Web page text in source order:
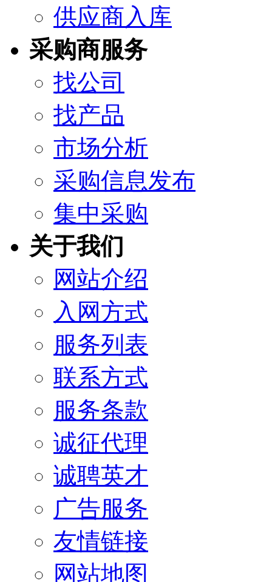
供应商入库
采购商服务
找公司
找产品
市场分析
采购信息发布
集中采购
关于我们
网站介绍
入网方式
服务列表
联系方式
服务条款
诚征代理
诚聘英才
广告服务
友情链接
网站地图